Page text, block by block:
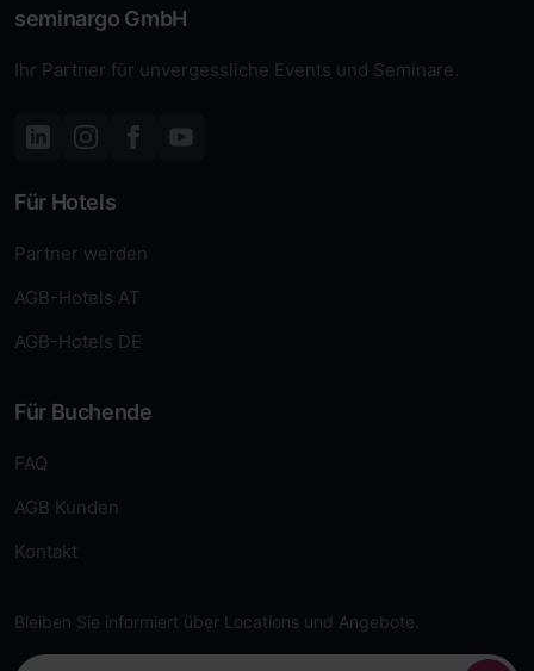
seminargo GmbH
Ihr Partner für unvergessliche Events und Seminare.
Für Hotels
Partner werden
AGB-Hotels AT
AGB-Hotels DE
Für Buchende
FAQ
AGB Kunden
Kontakt
Bleiben Sie informiert über Locations und Angebote.